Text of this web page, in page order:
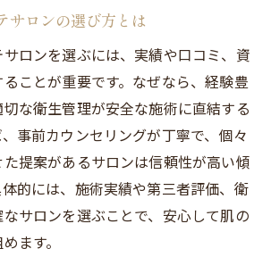
サロンの選び方とは
ロンを選ぶには、実績や口コミ、資
ことが重要です。なぜなら、経験豊
な衛生管理が安全な施術に直結する
事前カウンセリングが丁寧で、個々
提案があるサロンは信頼性が高い傾
的には、施術実績や第三者評価、衛
サロンを選ぶことで、安心して肌の
ます。